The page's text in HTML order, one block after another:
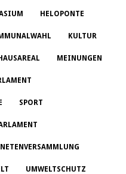
HELOPONTE
KULTUR
MEINUNGEN
SPORT
UMWELTSCHUTZ